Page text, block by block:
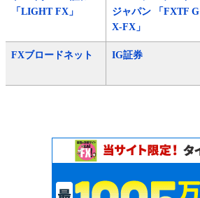
「LIGHT FX」
ジャパン 「FXTF G
X-FX」
FXブロードネット IG証券